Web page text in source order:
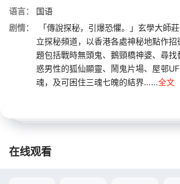
语言：
国语
剧情：
「傳說探秘，引爆恐懼。」玄學大師
立探秘頻道，以香港各處神秘地點作
題包括戰時無頭鬼、鵝頸橋神婆、尋找
惑男性的狐仙顯靈、鬧鬼片場、屋邨
魂，及可困住三魂七魄的結界…...全文
在线观看